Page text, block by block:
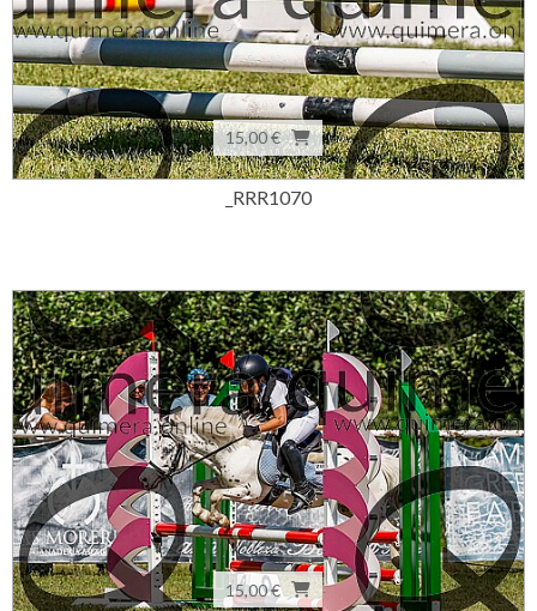
15,00 €
_RRR1070
15,00 €